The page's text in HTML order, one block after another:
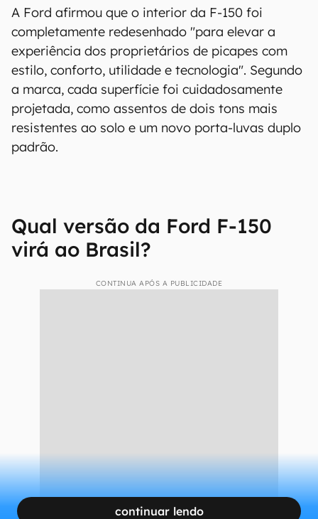
A Ford afirmou que o interior da F-150 foi
completamente redesenhado "para elevar a
experiência dos proprietários de picapes com
estilo, conforto, utilidade e tecnologia". Segundo
a marca, cada superfície foi cuidadosamente
projetada, como assentos de dois tons mais
resistentes ao solo e um novo porta-luvas duplo
padrão.
Qual versão da Ford F-150
virá ao Brasil?
CONTINUA APÓS A PUBLICIDADE
continuar lendo